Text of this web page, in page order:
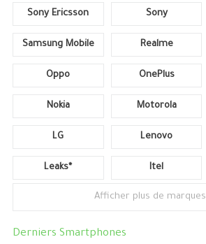
Sony Ericsson Sony
Samsung Mobile Realme
Oppo OnePlus
Nokia Motorola
LG Lenovo
Leaks* Itel
Afficher plus de marques
Derniers Smartphones